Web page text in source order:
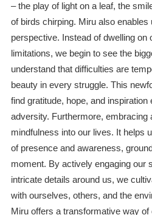
– the play of light on a leaf, the
of birds chirping. Miru also enables
perspective. Instead of dwelling on
limitations, we begin to see the
understand that difficulties are
beauty in every struggle. This
find gratitude, hope, and inspiration
adversity. Furthermore, embracing
mindfulness into our lives. It helps
of presence and awareness,
moment. By actively engaging our
intricate details around us, we
with ourselves, others, and the
Miru offers a transformative way